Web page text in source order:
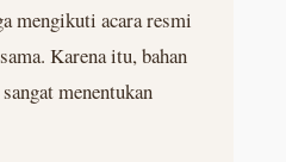
mengikuti acara resmi
Karena itu, bahan
menentukan